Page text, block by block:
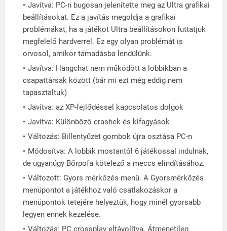
Javítva: PC-n bugosan jelenítette meg az Ultra grafikai
beállításokat. Ez a javítás megoldja a grafikai
problémákat, ha a játékot Ultra beállításokon futtatjuk
megfelelő hardverrel. Ez egy olyan problémát is
orvosol, amikor támadásba lendülünk.
Javítva: Hangchat nem működött a lobbikban a
csapattársak között (bár mi ezt még eddig nem
tapasztaltuk)
Javítva: az XP-fejlődéssel kapcsolatos dolgok
Javítva: Különböző crashek és kifagyások
Változás: Billentyűzet gombok újra osztása PC-n
Módosítva: A lobbik mostantól 6 játékossal indulnak,
de ugyanúgy Bőrpofa kötelező a meccs elindításához.
Változott: Gyors mérkőzés menü. A Gyorsmérkőzés
menüpontot a játékhoz való csatlakozáskor a
menüpontok tetejére helyeztük, hogy minél gyorsabb
legyen ennek kezelése.
Változás: PC crossplay eltávolítva. Átmenetileg